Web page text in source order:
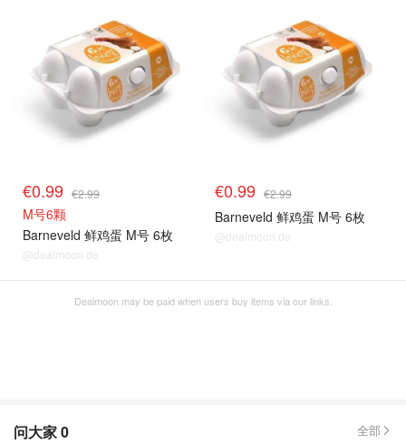
€0.99 €2.99
M号6颗
Barneveld 鲜鸡蛋 M号 6枚
@dealmoon.de
€0.99 €2.99
Barneveld 鲜鸡蛋 M号 6枚
@dealmoon.de
Dealmoon may be paid when users buy items via our links.
问大家0 全部